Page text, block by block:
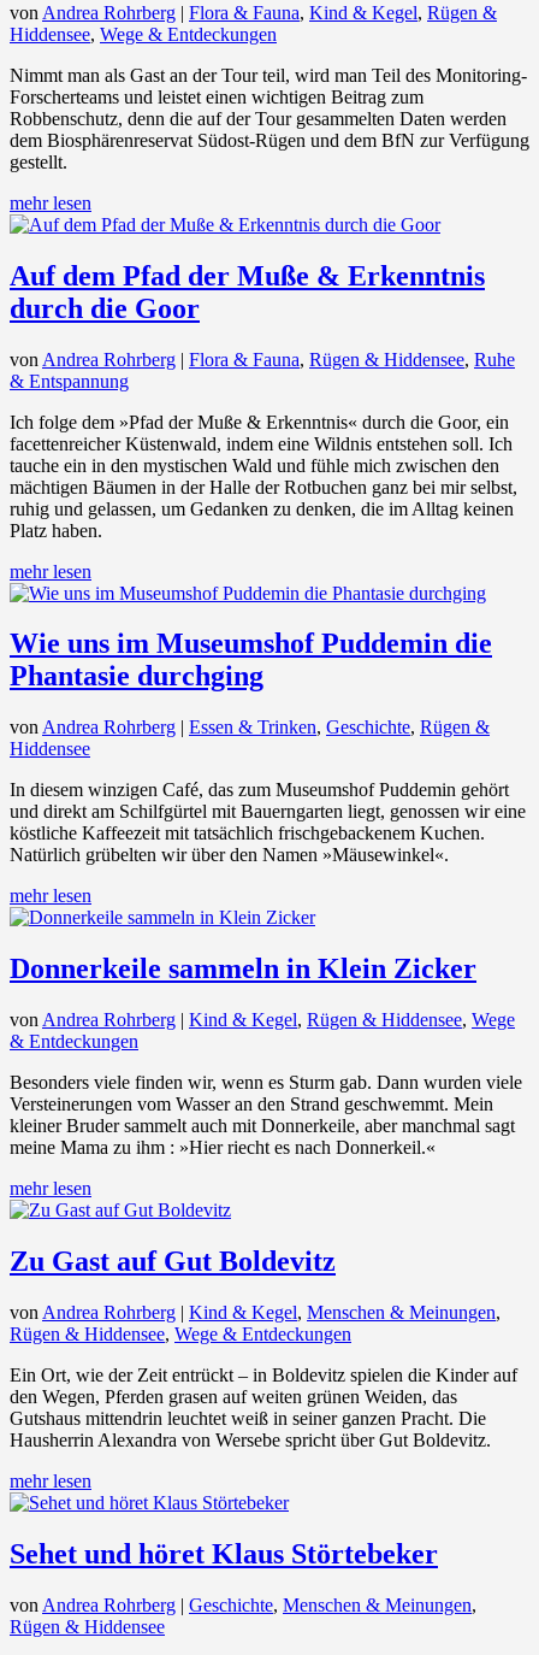
von Andrea Rohrberg | Flora & Fauna, Kind & Kegel, Rügen &
Hiddensee, Wege & Entdeckungen
Nimmt man als Gast an der Tour teil, wird man Teil des Monitoring-
Forscherteams und leistet einen wichtigen Beitrag zum
Robbenschutz, denn die auf der Tour gesammelten Daten werden
dem Biosphärenreservat Südost-Rügen und dem BfN zur Verfügung
gestellt.
mehr lesen
Auf dem Pfad der Muße & Erkenntnis
durch die Goor
von Andrea Rohrberg | Flora & Fauna, Rügen & Hiddensee, Ruhe
& Entspannung
Ich folge dem »Pfad der Muße & Erkenntnis« durch die Goor, ein
facettenreicher Küstenwald, indem eine Wildnis entstehen soll. Ich
tauche ein in den mystischen Wald und fühle mich zwischen den
mächtigen Bäumen in der Halle der Rotbuchen ganz bei mir selbst,
ruhig und gelassen, um Gedanken zu denken, die im Alltag keinen
Platz haben.
mehr lesen
Wie uns im Museumshof Puddemin die
Phantasie durchging
von Andrea Rohrberg | Essen & Trinken, Geschichte, Rügen &
Hiddensee
In diesem winzigen Café, das zum Museumshof Puddemin gehört
und direkt am Schilfgürtel mit Bauerngarten liegt, genossen wir eine
köstliche Kaffeezeit mit tatsächlich frischgebackenem Kuchen.
Natürlich grübelten wir über den Namen »Mäusewinkel«.
mehr lesen
Donnerkeile sammeln in Klein Zicker
von Andrea Rohrberg | Kind & Kegel, Rügen & Hiddensee, Wege
& Entdeckungen
Besonders viele finden wir, wenn es Sturm gab. Dann wurden viele
Versteinerungen vom Wasser an den Strand geschwemmt. Mein
kleiner Bruder sammelt auch mit Donnerkeile, aber manchmal sagt
meine Mama zu ihm : »Hier riecht es nach Donnerkeil.«
mehr lesen
Zu Gast auf Gut Boldevitz
von Andrea Rohrberg | Kind & Kegel, Menschen & Meinungen,
Rügen & Hiddensee, Wege & Entdeckungen
Ein Ort, wie der Zeit entrückt – in Boldevitz spielen die Kinder auf
den Wegen, Pferden grasen auf weiten grünen Weiden, das
Gutshaus mittendrin leuchtet weiß in seiner ganzen Pracht. Die
Hausherrin Alexandra von Wersebe spricht über Gut Boldevitz.
mehr lesen
Sehet und höret Klaus Störtebeker
von Andrea Rohrberg | Geschichte, Menschen & Meinungen,
Rügen & Hiddensee